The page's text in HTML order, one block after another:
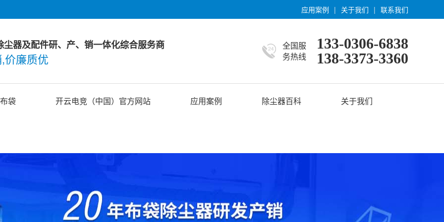
应用案例 | 关于我们 | 联系我们
尘器及配件研、产、销一体化综合服务商
价廉质优
全国服
务热线
133-0306-6838
138-3373-3360
袋 开云电竞（中国）官方网站 应用案例 除尘器百科 关于我们